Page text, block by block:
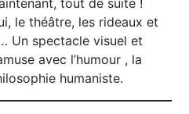
le théâtre, les rideaux et
Un spectacle visuel et
avec l’humour , la
humaniste.